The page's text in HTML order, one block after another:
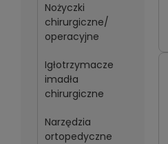
Nożyczki
chirurgiczne/
operacyjne
Igłotrzymacze
imadła
chirurgiczne
Narzędzia
ortopedyczne